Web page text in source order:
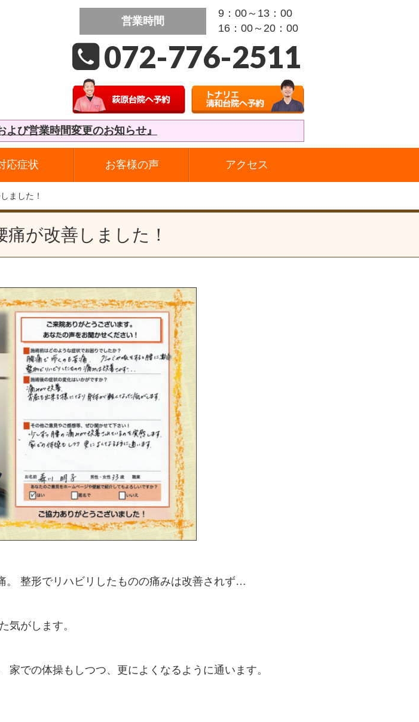
営業時間
9：00～13：00
16：00～20：00
072-776-2511
よび営業時間変更のお知らせ』
応症状 お客様の声 アクセス
ました！
が改善しました！
。 整形でリハビリしたものの痛みは改善されず…
気がします。
での体操もしつつ、更によくなるように通います。